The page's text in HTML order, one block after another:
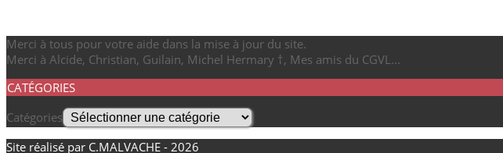
Merci à tous pour votre aide dans la mise à jour du site.
Merci à Alcide, Christian, Guilain, Michel Hermary †, Mes amis du CGVL...
CATÉGORIES
Catégories
Site réalisé par C.MALVACHE - 2026